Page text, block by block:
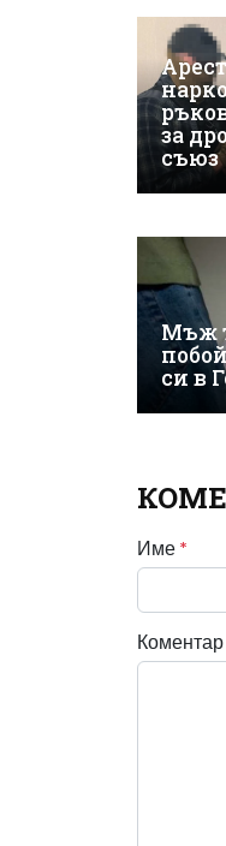
за
съюз
Мъж
си в
Име *
Коментар